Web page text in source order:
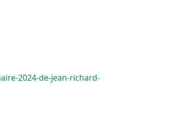
2024-de-jean-richard-